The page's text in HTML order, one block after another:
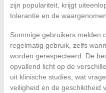
zijn populariteit, krijgt
tolerantie en de
Sommige gebruikers melden
regelmatig gebruik, zelfs
worden gerespecteerd. De
opvallend licht op de
uit klinische studies, wat
veiligheid en de geschiktheid